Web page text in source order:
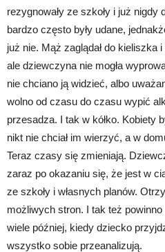
rezygnowały ze szkoły i już nigdy
bardzo często były udane,
już nie. Mąż zaglądał do kieliszka i
ale dziewczyna nie mogła
nie chciano ją widzieć, albo
wolno od czasu do czasu wypić
przesadza. I tak w kółko. Kobiety
nikt nie chciał im wierzyć, a w
Teraz czasy się zmieniają.
zaraz po okazaniu się, że jest w
ze szkoły i własnych planów.
możliwych stron. I tak też
wiele później, kiedy dziecko
wszystko sobie przeanalizują.